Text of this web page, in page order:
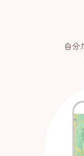
自分